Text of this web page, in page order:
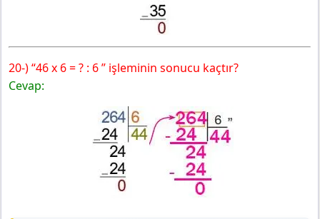
20-) “46 x 6 = ? : 6 ” işleminin sonucu kaçtır?
Cevap: